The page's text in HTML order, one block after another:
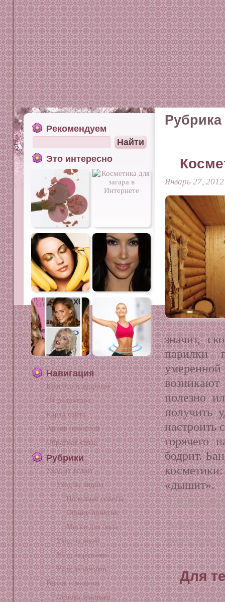
Рубрика
Январь 27, 2012
значит,
парилки
полезно
получить
настроить
горячего
бодрит.
«дышит».
Читать
Размещено в:
Метки:баня,
Для
Январь 27, 2012
Рекомендуем
Это интересно
Навигация
Красота и здоровье
От редактора
Карта сайта
Архив новостей
Обратная связь
Рубрики
Уход за телом
Уход за лицом
Полезные советы
Общие понятия
Маски для лица
Уход за шеей
Уход за руками
Уход за ногами
Визаж и макияж
Основа макияжа